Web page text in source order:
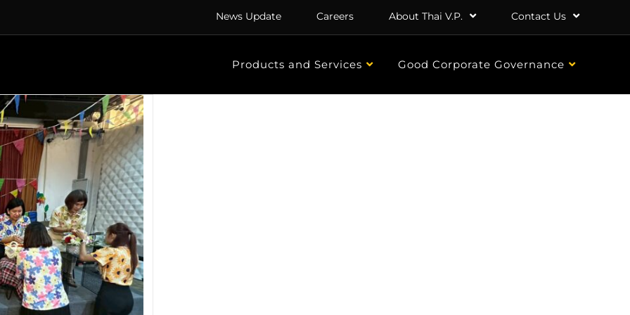
News Update Careers About Thai V.P. Contact Us
Products and Services Good Corporate Governance